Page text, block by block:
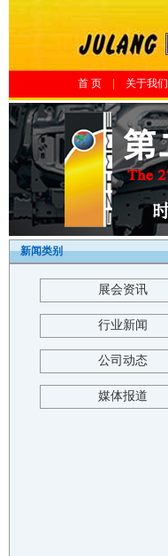
首 页 关于我们
新闻类别
展会资讯
行业新闻
公司动态
媒体报道